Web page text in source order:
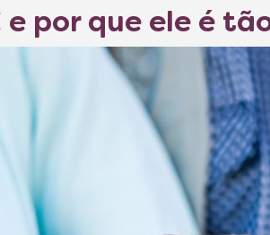
e por que ele é